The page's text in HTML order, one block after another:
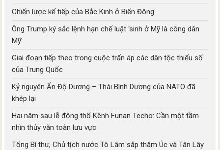
Chiến lược kế tiếp của Bắc Kinh ở Biển Đông
Ông Trump ký sắc lệnh hạn chế luật ‘sinh ở Mỹ là công dân
Mỹ’
Giai đoạn tiếp theo trong cuộc trấn áp các dân tộc thiểu số
của Trung Quốc
Kỷ nguyên Ấn Độ Dương – Thái Bình Dương của NATO đã
khép lại
Hai năm sau lễ động thổ Kênh Funan Techo: Cần một tầm
nhìn thủy văn toàn lưu vực
Tổng Bí thư, Chủ tịch nước Tô Lâm sắp thăm Úc và Tân Lây